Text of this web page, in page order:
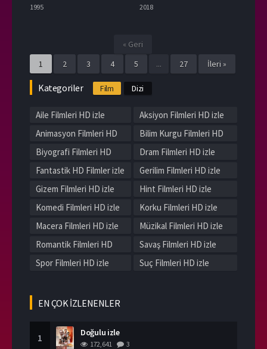
1995 2018
« Geri
1
2 3 4 5 ... 27 İleri »
Kategoriler Film Dizi
Aile Filmleri HD izle
Aksiyon Filmleri HD izle
Animasyon Filmleri HD
izle
Bilim Kurgu Filmleri HD
izle
Biyografi Filmleri HD
izle
Dram Filmleri HD izle
Fantastik HD Filmler izle
Gerilim Filmleri HD izle
Gizem Filmleri HD izle
Hint Filmleri HD izle
Komedi Filmleri HD izle
Korku Filmleri HD izle
Macera Filmleri HD izle
Müzikal Filmleri HD izle
Romantik Filmleri HD
izle
Savaş Filmleri HD izle
Spor Filmleri HD izle
Suç Filmleri HD izle
Yerli Filmleri HD izle
EN ÇOK İZLENENLER
1 Doğulu izle
172,641 3